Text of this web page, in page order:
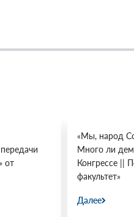
от
«Мы, народ
Много ли
Конгрессе ||
факультет»
Далее